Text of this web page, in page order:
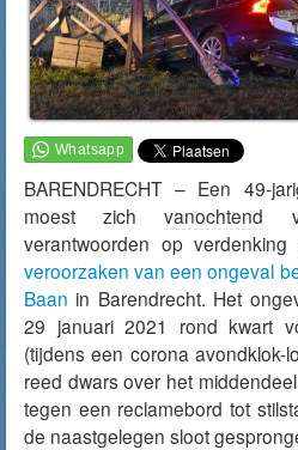
BARENDRECHT – Een 49-
moest zichvanochtend
verantwoorden op
veroorzaken van een ongeval
Baan in Barendrecht. Het
29 januari 2021 rond kwart
(tijdens een corona avondklok-
reed dwars over het
tegen een reclamebord tot
de naastgelegen sloot